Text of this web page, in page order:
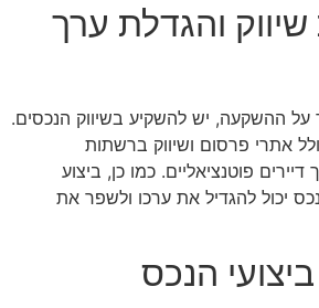
והגדלת ערך
ההשקעה, יש להשקיע בשיווק הנכסים.
אתרי פרסום ושיווק ברשתות
פוטנציאליים. כמו כן, ביצוע
יכול להגדיל את ערכו ולשפר את
הנכס